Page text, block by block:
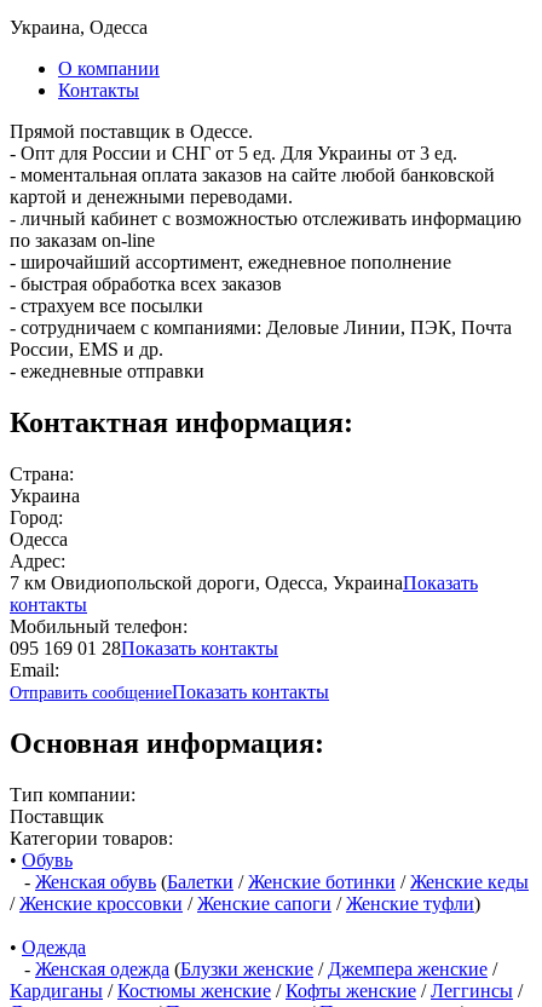
Украина, Одесса
О компании
Контакты
Прямой поставщик в Одессе.
- Опт для России и СНГ от 5 ед. Для Украины от 3 ед.
- моментальная оплата заказов на сайте любой банковской
картой и денежными переводами.
- личный кабинет с возможностью отслеживать информацию
по заказам on-line
- широчайший ассортимент, ежедневное пополнение
- быстрая обработка всех заказов
- страхуем все посылки
- сотрудничаем с компаниями: Деловые Линии, ПЭК, Почта
России, EMS и др.
- ежедневные отправки
Контактная информация:
Страна:
Украина
Город:
Одесса
Адрес:
7 км Овидиопольской дороги, Одесса, УкраинаПоказать
контакты
Мобильный телефон:
095 169 01 28Показать контакты
Email:
Отправить сообщениеПоказать контакты
Основная информация:
Тип компании:
Поставщик
Категории товаров:
• Обувь
- Женская обувь (Балетки /Женские ботинки /Женские кеды
/Женские кроссовки /Женские сапоги /Женские туфли)
• Одежда
- Женская одежда (Блузки женские / Джемпера женские /
Кардиганы /Костюмы женские /Кофты женские /Леггинсы /